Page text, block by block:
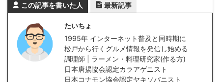
この記事を書いた人 最新記事
たいちょ
1995年 インターネット普及と同時期に
松戸から行くグルメ情報を発信し始める
調理師 | ラーメン・料理研究家(作る方)
日本唐揚協会認定カラアゲニスト
日本コナモン協会認定ヤキソバニスト